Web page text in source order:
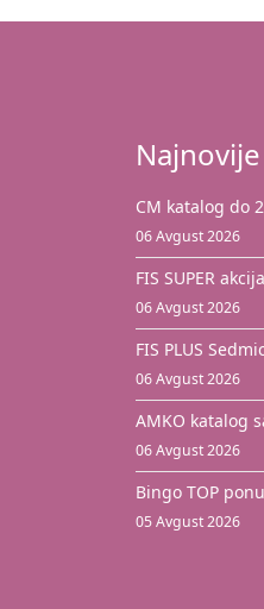
CM katalog do
06 Avgust 2026
FIS SUPER
06 Avgust 2026
FIS PLUS
06 Avgust 2026
AMKO katalog
06 Avgust 2026
Bingo TOP
05 Avgust 2026